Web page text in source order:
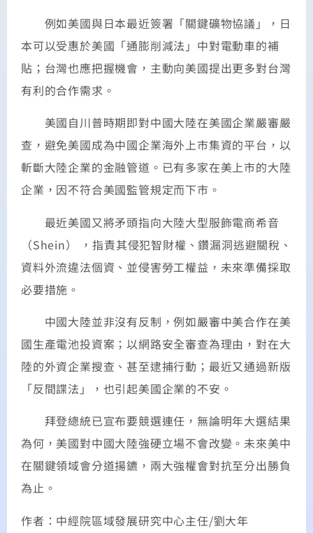
例如美國與日本最近簽署「關鍵礦物協議」，日
本可以受惠於美國「通膨削減法」中對電動車的補
貼；台灣也應把握機會，主動向美國提出更多對台灣
有利的合作需求。
美國自川普時期即對中國大陸在美國企業嚴審嚴
查，避免美國成為中國企業海外上市集資的平台，以
斬斷大陸企業的金融管道。已有多家在美上市的大陸
企業，因不符合美國監管規定而下市。
最近美國又將矛頭指向大陸大型服飾電商希音
（Shein） ，指責其侵犯智財權、鑽漏洞逃避關稅、
資料外流違法個資、並侵害勞工權益，未來準備採取
必要措施。
中國大陸並非沒有反制，例如嚴審中美合作在美
國生產電池投資案；以網路安全審查為理由，對在大
陸的外資企業搜查、甚至逮捕行動；最近又通過新版
「反間諜法」，也引起美國企業的不安。
拜登總統已宣布要競選連任，無論明年大選結果
為何，美國對中國大陸強硬立場不會改變。未來美中
在關鍵領域會分道揚鑣，兩大強權會對抗至分出勝負
為止。
作者：中經院區域發展研究中心主任/劉大年